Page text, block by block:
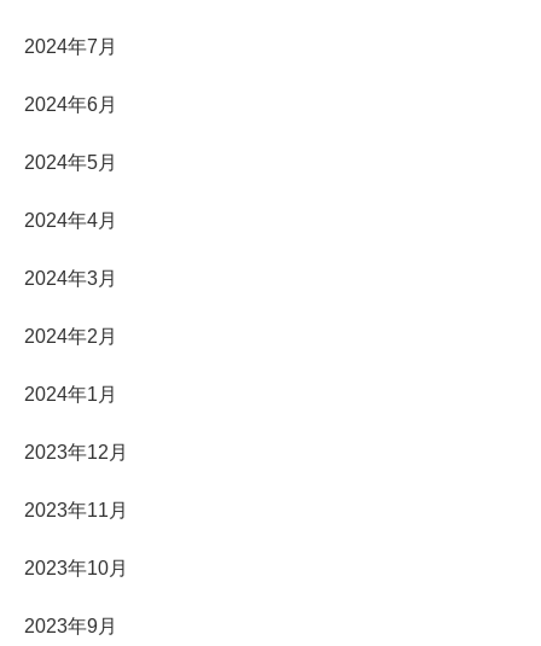
2024年7月
2024年6月
2024年5月
2024年4月
2024年3月
2024年2月
2024年1月
2023年12月
2023年11月
2023年10月
2023年9月